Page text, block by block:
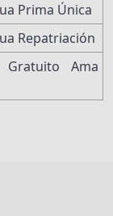
Prima Única
Repatriación
Gratuito Ama